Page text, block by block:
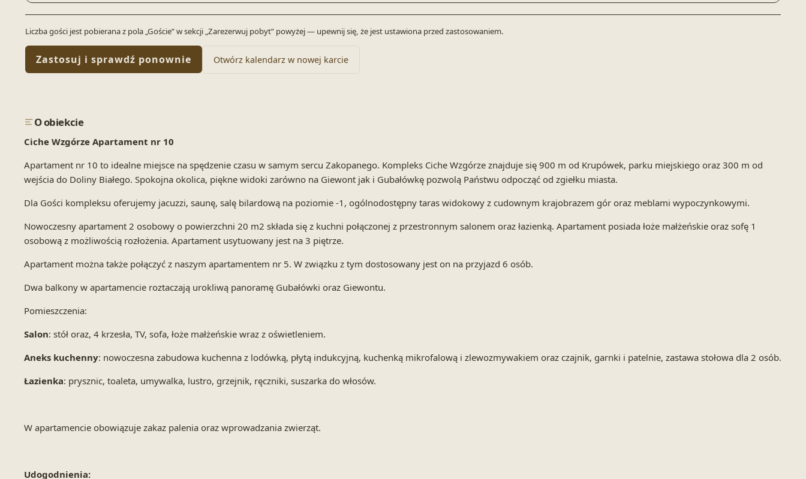
Liczba gości jest pobierana z pola „Goście” w sekcji „Zarezerwuj pobyt” powyżej — upewnij się, że jest ustawiona przed zastosowaniem.
Zastosuj i sprawdź ponownie Otwórz kalendarz w nowej karcie
O obiekcie
Ciche Wzgórze Apartament nr 10
Apartament nr 10 to idealne miejsce na spędzenie czasu w samym sercu Zakopanego. Kompleks Ciche Wzgórze znajduje się 900 m od Krupówek, parku miejskiego oraz 300 m od
wejścia do Doliny Białego. Spokojna okolica, piękne widoki zarówno na Giewont jak i Gubałówkę pozwolą Państwu odpocząć od zgiełku miasta.
Dla Gości kompleksu oferujemy jacuzzi, saunę, salę bilardową na poziomie -1, ogólnodostępny taras widokowy z cudownym krajobrazem gór oraz meblami wypoczynkowymi.
Nowoczesny apartament 2 osobowy o powierzchni 20 m2 składa się z kuchni połączonej z przestronnym salonem oraz łazienką. Apartament posiada łoże małżeńskie oraz sofę 1
osobową z możliwością rozłożenia. Apartament usytuowany jest na 3 piętrze.
Apartament można także połączyć z naszym apartamentem nr 5. W związku z tym dostosowany jest on na przyjazd 6 osób.
Dwa balkony w apartamencie roztaczają urokliwą panoramę Gubałówki oraz Giewontu.
Pomieszczenia:
Salon: stół oraz, 4 krzesła, TV, sofa, łoże małżeńskie wraz z oświetleniem.
Aneks kuchenny: nowoczesna zabudowa kuchenna z lodówką, płytą indukcyjną, kuchenką mikrofalową i zlewozmywakiem oraz czajnik, garnki i patelnie, zastawa stołowa dla 2 osób.
Łazienka: prysznic, toaleta, umywalka, lustro, grzejnik, ręczniki, suszarka do włosów.
W apartamencie obowiązuje zakaz palenia oraz wprowadzania zwierząt.
Udogodnienia: